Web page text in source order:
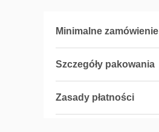
Minimalne zamówienie
Szczegóły pakowania
Zasady płatności